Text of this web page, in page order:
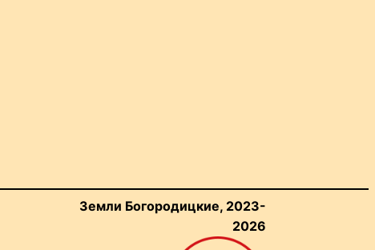
Земли Богородицкие, 2023-
2026